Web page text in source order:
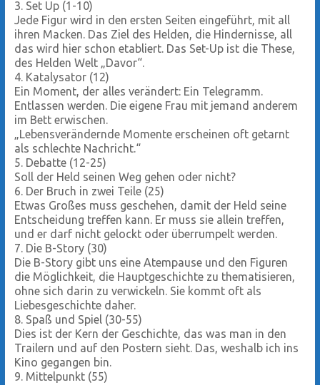
3. Set Up (1-10)
Jede Figur wird in den ersten Seiten eingeführt, mit all
ihren Macken. Das Ziel des Helden, die Hindernisse, all
das wird hier schon etabliert. Das Set-Up ist die These,
des Helden Welt „Davor“.
4. Katalysator (12)
Ein Moment, der alles verändert: Ein Telegramm.
Entlassen werden. Die eigene Frau mit jemand anderem
im Bett erwischen.
„Lebensverändernde Momente erscheinen oft getarnt
als schlechte Nachricht.“
5. Debatte (12-25)
Soll der Held seinen Weg gehen oder nicht?
6. Der Bruch in zwei Teile (25)
Etwas Großes muss geschehen, damit der Held seine
Entscheidung treffen kann. Er muss sie allein treffen,
und er darf nicht gelockt oder überrumpelt werden.
7. Die B-Story (30)
Die B-Story gibt uns eine Atempause und den Figuren
die Möglichkeit, die Hauptgeschichte zu thematisieren,
ohne sich darin zu verwickeln. Sie kommt oft als
Liebesgeschichte daher.
8. Spaß und Spiel (30-55)
Dies ist der Kern der Geschichte, das was man in den
Trailern und auf den Postern sieht. Das, weshalb ich ins
Kino gegangen bin.
9. Mittelpunkt (55)